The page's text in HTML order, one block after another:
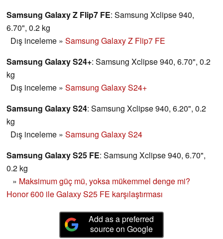
Samsung Galaxy Z Flip7 FE: Samsung Xclipse 940,
6.70", 0.2 kg
Dış inceleme » Samsung Galaxy Z Flip7 FE
Samsung Galaxy S24+: Samsung Xclipse 940, 6.70", 0.2
kg
Dış inceleme » Samsung Galaxy S24+
Samsung Galaxy S24: Samsung Xclipse 940, 6.20", 0.2
kg
Dış inceleme » Samsung Galaxy S24
Samsung Galaxy S25 FE: Samsung Xclipse 940, 6.70",
0.2 kg
» Maksimum güç mü, yoksa mükemmel denge mi?
Honor 600 ile Galaxy S25 FE karşılaştırması
Add as a preferred
source on Google